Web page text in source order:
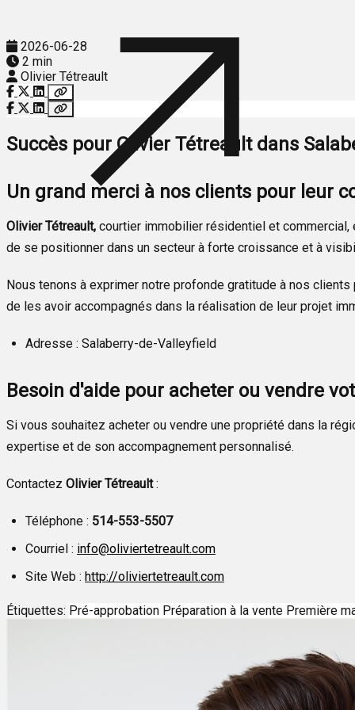
2026-06-28
2 min
Olivier Tétreault
Succès pour Olivier Tétreault dans
Un grand merci à nos clients pour leur
Olivier Tétreault, courtier immobilier résidentiel et
de se positionner dans un secteur à forte croissance et à
Nous tenons à exprimer notre profonde gratitude à nos
de les avoir accompagnés dans la réalisation de leur projet
Adresse : Salaberry-de-Valleyfield
Besoin d'aide pour acheter ou vendre
Si vous souhaitez acheter ou vendre une propriété dans la
expertise et de son accompagnement personnalisé.
Contactez Olivier Tétreault:
Téléphone : 514-553-5507
Courriel : info@oliviertetreault.com
Site Web : http://oliviertetreault.com
Étiquettes: Pré-approbation Préparation à la vente Première